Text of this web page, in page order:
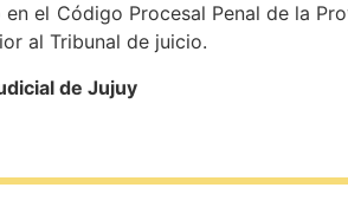
el Código Procesal Penal de la
al Tribunal de juicio.
de Jujuy